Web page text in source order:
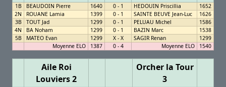
1B BEAUDOIN Pierre 1640 0 - 1 HEDOUIN Priscillia
1652
2N
ROUANE Lamia 1399 0 - 1 SAINTE BEUVE Jean-Luc
1626
3B
TOUT Jad 1299 0 - 1 PELUAU Michel
1586
4N
BA Noham 1299 0 - 1 BAZIN Marc
1538
5B
MATEO Evan 1299 X - X SAGIR Renan
1299
Moyenne ELO
1387 0 - 4 Moyenne ELO 1540
Aile Roi
Louviers 2
Orcher la Tour
3